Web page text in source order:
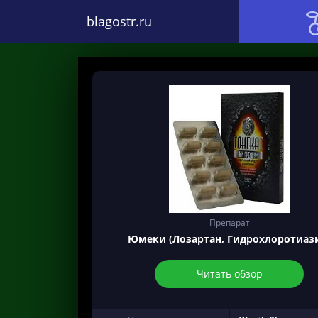
blagostr.ru
Препарат
Юмеки (Лозартан,
Читать обзор